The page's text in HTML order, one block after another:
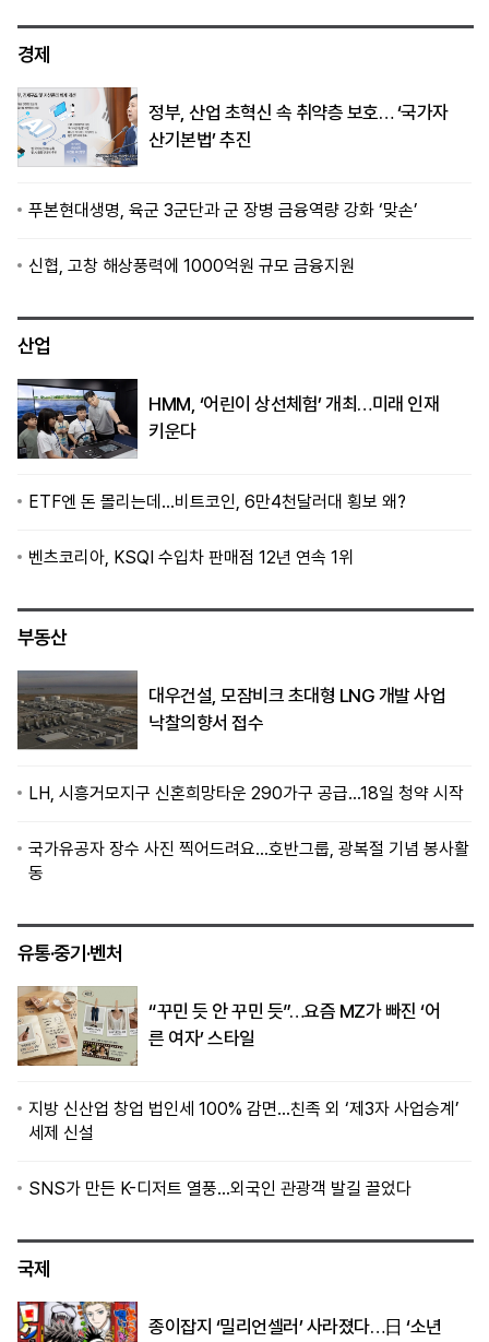
경제
정부, 산업 초혁신 속 취약층 보호… ‘국가자
산기본법’ 추진
푸본현대생명, 육군 3군단과 군 장병 금융역량 강화 ‘맞손’
신협, 고창 해상풍력에 1000억원 규모 금융지원
산업
HMM, ‘어린이 상선체험’ 개최…미래 인재
키운다
ETF엔 돈 몰리는데…비트코인, 6만4천달러대 횡보 왜?
벤츠코리아, KSQI 수입차 판매점 12년 연속 1위
부동산
대우건설, 모잠비크 초대형 LNG 개발 사업
낙찰의향서 접수
LH, 시흥거모지구 신혼희망타운 290가구 공급…18일 청약 시작
국가유공자 장수 사진 찍어드려요…호반그룹, 광복절 기념 봉사활
동
유통·중기·벤처
“꾸민 듯 안 꾸민 듯”…요즘 MZ가 빠진 ‘어
른 여자’ 스타일
지방 신산업 창업 법인세 100% 감면…친족 외 ‘제3자 사업승계’
세제 신설
SNS가 만든 K-디저트 열풍…외국인 관광객 발길 끌었다
국제
종이잡지 ‘밀리언셀러’ 사라졌다…日 ‘소년